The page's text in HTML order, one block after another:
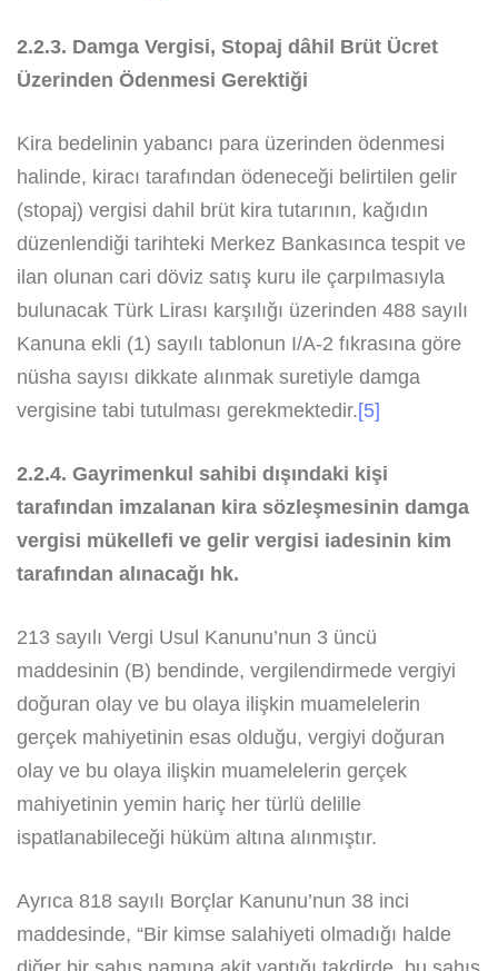
2.2.3. Damga Vergisi, Stopaj dâhil Brüt Ücret
Üzerinden Ödenmesi Gerektiği
Kira bedelinin yabancı para üzerinden ödenmesi
halinde, kiracı tarafından ödeneceği belirtilen gelir
(stopaj) vergisi dahil brüt kira tutarının, kağıdın
düzenlendiği tarihteki Merkez Bankasınca tespit ve
ilan olunan cari döviz satış kuru ile çarpılmasıyla
bulunacak Türk Lirası karşılığı üzerinden 488 sayılı
Kanuna ekli (1) sayılı tablonun I/A-2 fıkrasına göre
nüsha sayısı dikkate alınmak suretiyle damga
vergisine tabi tutulması gerekmektedir.[5]
2.2.4. Gayrimenkul sahibi dışındaki kişi
tarafından imzalanan kira sözleşmesinin damga
vergisi mükellefi ve gelir vergisi iadesinin kim
tarafından alınacağı hk.
213 sayılı Vergi Usul Kanunu’nun 3 üncü
maddesinin (B) bendinde, vergilendirmede vergiyi
doğuran olay ve bu olaya ilişkin muamelelerin
gerçek mahiyetinin esas olduğu, vergiyi doğuran
olay ve bu olaya ilişkin muamelelerin gerçek
mahiyetinin yemin hariç her türlü delille
ispatlanabileceği hüküm altına alınmıştır.
Ayrıca 818 sayılı Borçlar Kanunu’nun 38 inci
maddesinde, “Bir kimse salahiyeti olmadığı halde